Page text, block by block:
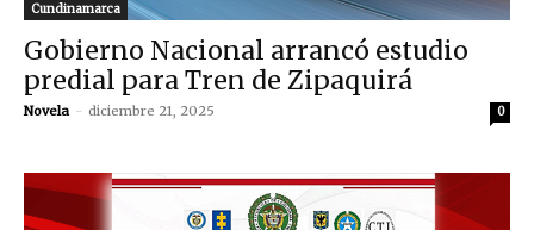
Cundinamarca
Gobierno Nacional arrancó estudio
predial para Tren de Zipaquirá
Novela - diciembre 21, 2025 0